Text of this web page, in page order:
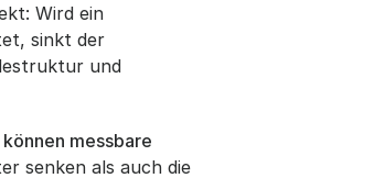
Wird ein
sinkt der
und
messbare
senken als auch die